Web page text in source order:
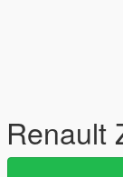
Renault